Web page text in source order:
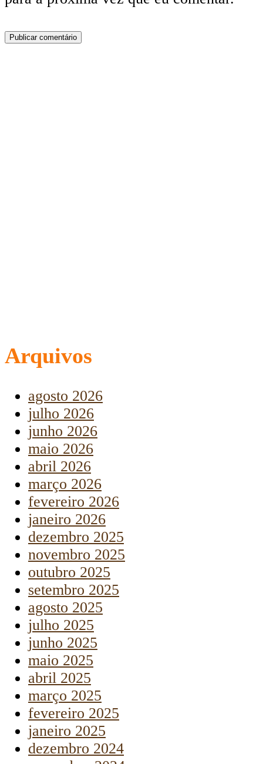
Arquivos
agosto 2026
julho 2026
junho 2026
maio 2026
abril 2026
março 2026
fevereiro 2026
janeiro 2026
dezembro 2025
novembro 2025
outubro 2025
setembro 2025
agosto 2025
julho 2025
junho 2025
maio 2025
abril 2025
março 2025
fevereiro 2025
janeiro 2025
dezembro 2024